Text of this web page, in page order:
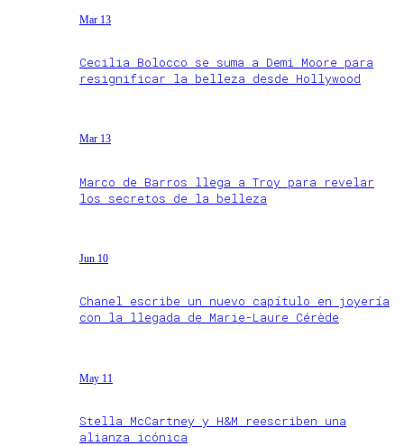
Mar 13
Cecilia Bolocco se suma a Demi Moore para
resignificar la belleza desde Hollywood
Mar 13
Marco de Barros llega a Troy para revelar
los secretos de la belleza
Jun 10
Chanel escribe un nuevo capítulo en joyería
con la llegada de Marie-Laure Cérède
May 11
Stella McCartney y H&M reescriben una
alianza icónica